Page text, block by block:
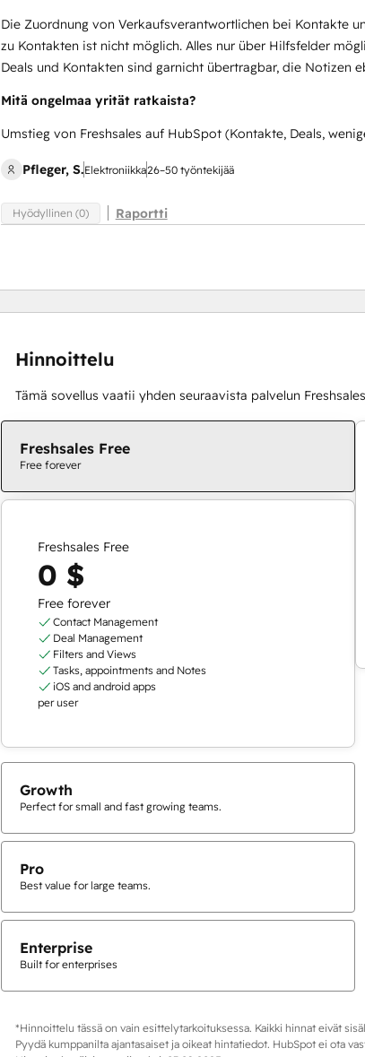
Die Zuordnung von Verkaufsverantwortlichen bei Kontakte
zu Kontakten ist nicht möglich. Alles nur über Hilfsfelder
Deals und Kontakten sind garnicht übertragbar, die Notizen
Mitä ongelmaa yrität ratkaista?
Umstieg von Freshsales auf HubSpot (Kontakte, Deals,
Pfleger, S.Elektroniikka26–50 työntekijää
Hyödyllinen (0) Raportti
Hinnoittelu
Tämä sovellus vaatii yhden seuraavista palvelun
Freshsales Free
Free forever
Freshsales Free
0 $
Free forever
Contact Management
Deal Management
Filters and Views
Tasks, appointments and Notes
iOS and android apps
per user
Growth
Perfect for small and fast growing teams.
Pro
Best value for large teams.
Enterprise
Built for enterprises
*Hinnoittelu tässä on vain esittelytarkoituksessa. Kaikki hinnat eivät
Pyydä kumppanilta ajantasaiset ja oikeat hintatiedot. HubSpot ei ota